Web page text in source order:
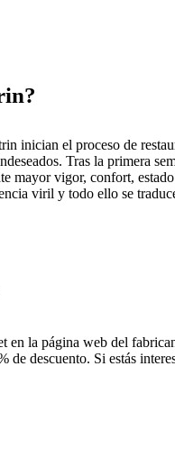
inician el proceso de
Tras la primera
mayor vigor, confort,
viril y todo ello se
en la página web del
descuento. Si estás